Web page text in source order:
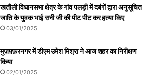
खतौली विधानसभा क्षेत्र के गांव पलड़ी में दबंगों द्वारा अनुसूचित
जाति के युवक भाई सनी जी की पीट पीट कर हत्या किए
03/01/2025
मुज़फ़्फ़रनगर में डीएम उमेश मिश्रा ने आज शहर का निरीक्षण
किया
02/01/2025